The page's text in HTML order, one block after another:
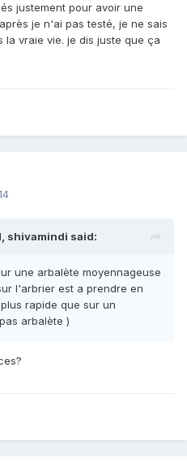
justement pour avoir une
je n'ai pas testé, je ne sais
vraie vie. je dis juste que ça
shivamindi said:
une arbalète moyennageuse
l'arbrier est a prendre en
rapide que sur un
arbalète )